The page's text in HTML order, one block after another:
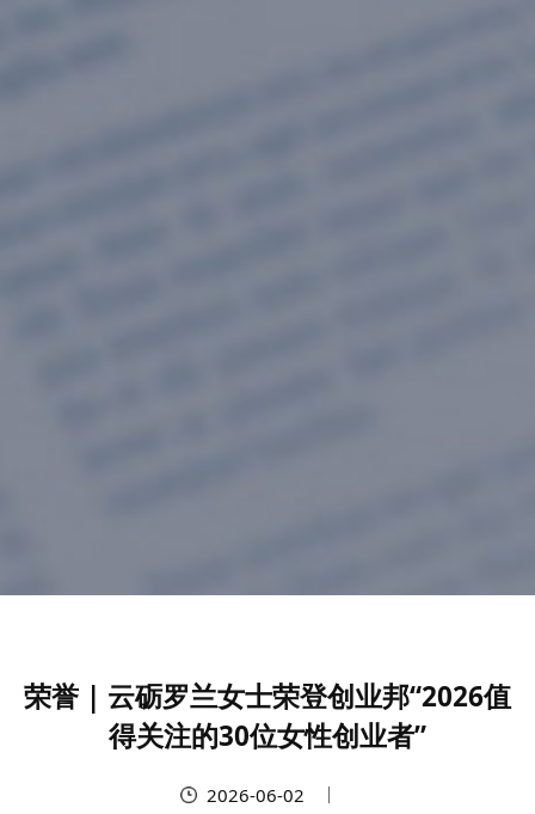
荣誉 | 云砺罗兰女士荣登创业邦“2026值
得关注的30位女性创业者”
2026-06-02